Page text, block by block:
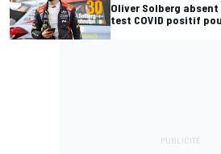
Oliver Solberg
test COVID positif